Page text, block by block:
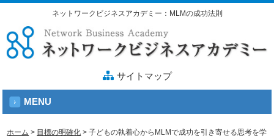
ネットワークビジネスアカデミー：MLMの成功法則
サイトマップ
MENU
ホーム > 目標の明確化 >子どもの執着心からMLMで成功を引き寄せる思考を学